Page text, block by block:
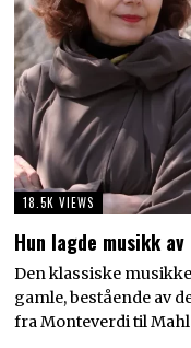
18.5K VIEWS
Hun lagde musikk
Den klassiske
gamle, bestående av
fra Monteverdi til